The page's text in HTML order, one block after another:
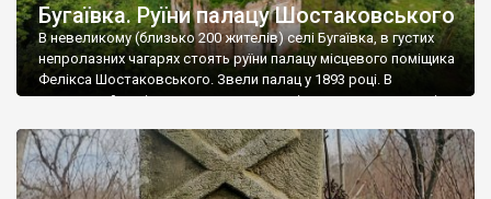
Бугаївка. Руїни палацу Шостаковського
В невеликому (близько 200 жителів) селі Бугаївка, в густих
непролазних чагарях стоять руїни палацу місцевого поміщика
Фелікса Шостаковського. Звели палац у 1893 році. В
радянський період у ньому спочатку містилася школа, потім
століття тут розмістили туберкульозну лікарню. Коли із
палацу виїхала лікарня – ми точно не […]